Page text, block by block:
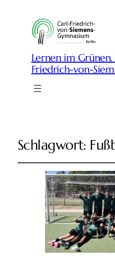
Lernen im Grünen.
Friedrich-von-
Schlagwort: